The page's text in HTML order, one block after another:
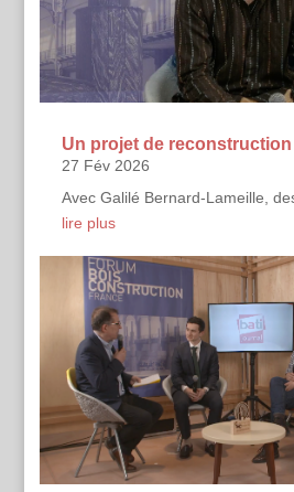
Un projet de
27 Fév 2026
Avec Galilé Bernard-Lameille,
lire plus